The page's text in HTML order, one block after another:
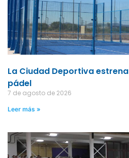
La Ciudad Deportiva
pádel
7 de agosto de 2026
Leer más »